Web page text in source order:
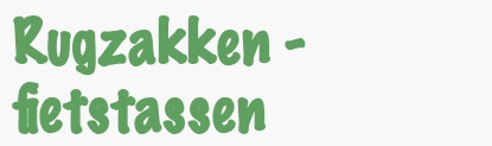
Rugzakken -
fietstassen